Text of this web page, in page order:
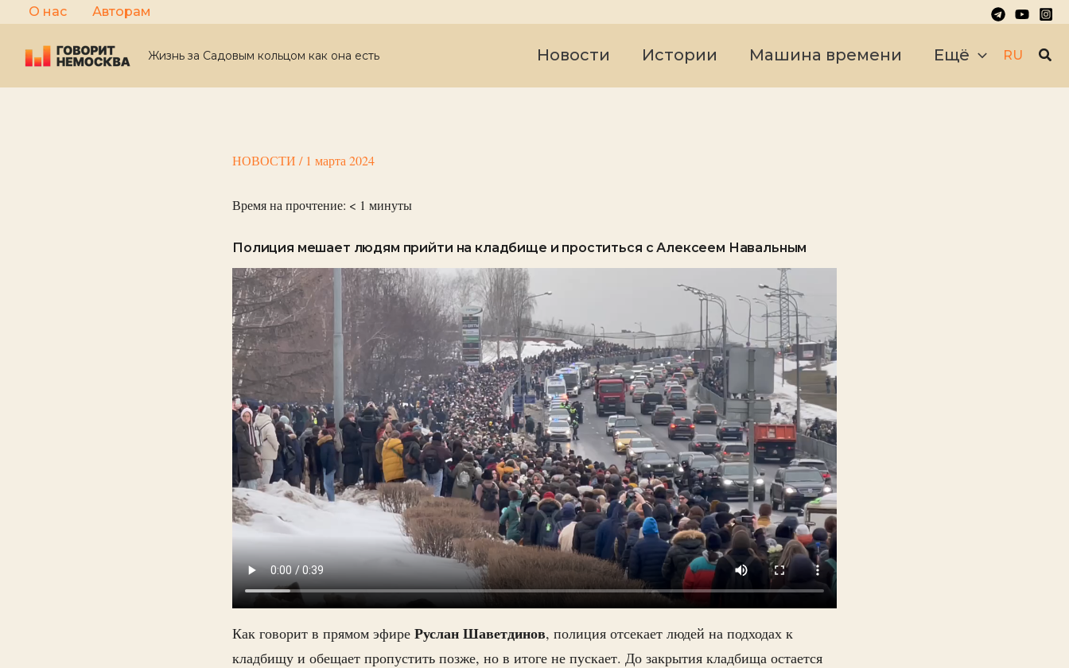
Перейти
к
содержимому
О нас Авторам
Жизнь за Садовым кольцом как она есть Новости Истории Машина времени Ещё RU
НОВОСТИ / 1 марта 2024
Время на прочтение: < 1 минуты
Полиция мешает людям прийти на кладбище и проститься с Алексеем Навальным
Как говорит в прямом эфире РусланШаветдинов, полиция отсекает людей на подходах к
кладбищу и обещает пропустить позже, но в итоге не пускает. До закрытия кладбища остается